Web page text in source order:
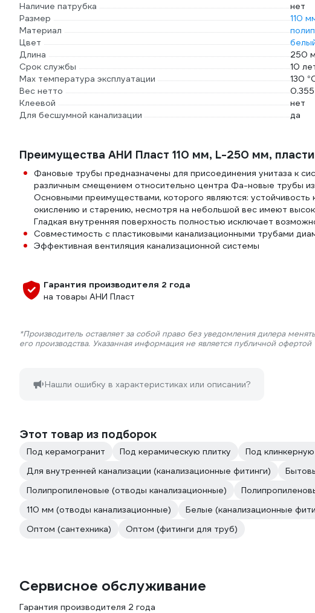
Наличие патрубка
нет
Размер
110
Материал
Цвет
Длина
250
Срок службы
10
Max температура эксплуатации
130
Вес нетто
0.355
Клеевой
нет
Для бесшумной канализации
да
Преимущества АНИ Пласт 110 мм, L-250 мм,
Фановые трубы предназначены для присоединения унитаза к
различным смещением относительно центра Фа-новые трубы
Основными преимуществами, которого являются: устойчивость
окислению и старению, несмотря на небольшой вес имеют
Гладкая внутренняя поверхность полностью исключает
Совместимость с пластиковыми канализационными трубами
Эффективная вентиляция канализационной системы
Гарантия производителя 2 года
на товары АНИ Пласт
*Производитель оставляет за собой право без уведомления дилера
его производства. Указанная информация не является публичной офертой
Нашли ошибку в характеристиках или описании?
Этот товар из подборок
Под керамогранит Под керамическую плитку Под клинкерную
Для внутренней канализации (канализационные фитинги)
Полипропиленовые (отводы канализационные)
110 мм (отводы канализационные)
Белые (канализационные
Оптом (сантехника)
Оптом (фитинги для труб)
Сервисное обслуживание
Гарантия производителя 2 года